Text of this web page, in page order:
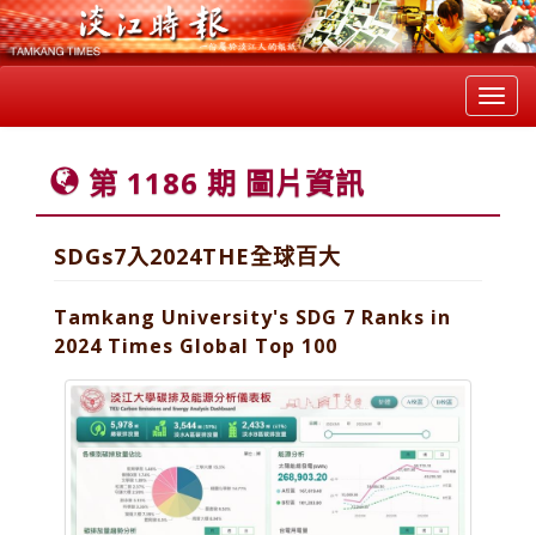
第 1186 期 圖片資訊
SDGs7入2024THE全球百大
Tamkang University's SDG 7 Ranks in
2024 Times Global Top 100